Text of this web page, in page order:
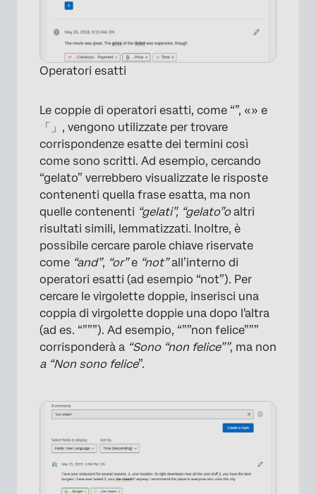
×
Operatori esatti
Le coppie di operatori esatti, come “”, «» e
「」, vengono utilizzate per trovare
corrispondenze esatte dei termini così
come sono scritti. Ad esempio, cercando
“gelato” verrebbero visualizzate le risposte
contenenti quella frase esatta, ma non
quelle contenenti “gelati”, “gelato”o altri
risultati simili, lemmatizzati. Inoltre, è
possibile cercare parole chiave riservate
come “and”, “or”e “not”all’interno di
operatori esatti (ad esempio “not”). Per
cercare le virgolette doppie, inserisci una
coppia di virgolette doppie una dopo l'altra
(ad es. “”””). Ad esempio, “””non felice”””
corrisponderà a “Sono “non felice””, ma non
a “Non sono felice”.